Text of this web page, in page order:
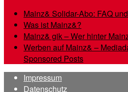
Mainz& Solidar-Abo: FAQ
Was ist Mainz&?
Mainz& gik – Wer hinter
Werben auf Mainz& –
Sponsored Posts
Impressum
Datenschutz